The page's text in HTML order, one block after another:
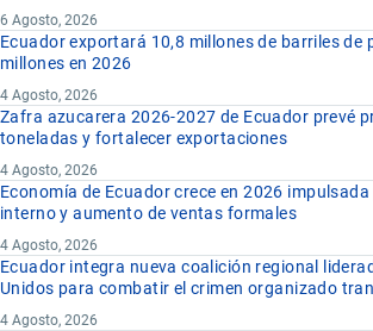
6 Agosto, 2026
Ecuador exportará 10,8 millones de barriles de
millones en 2026
4 Agosto, 2026
Zafra azucarera 2026-2027 de Ecuador prevé
toneladas y fortalecer exportaciones
4 Agosto, 2026
Economía de Ecuador crece en 2026
interno y aumento de ventas formales
4 Agosto, 2026
Ecuador integra nueva coalición regional
Unidos para combatir el crimen organizado
4 Agosto, 2026